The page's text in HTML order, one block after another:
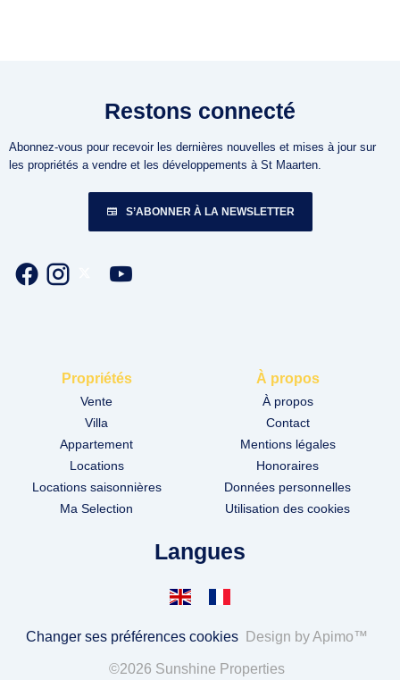
Restons connecté
Abonnez-vous pour recevoir les dernières nouvelles et mises à jour sur
les propriétés a vendre et les développements à St Maarten.
S’ABONNER À LA NEWSLETTER
Propriétés
Vente
Villa
Appartement
Locations
Locations saisonnières
Ma Selection
À propos
À propos
Contact
Mentions légales
Honoraires
Données personnelles
Utilisation des cookies
Langues
Changer ses préférences cookies Design byApimo™
©2026 Sunshine Properties